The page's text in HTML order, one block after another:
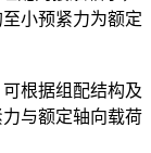
小预紧力为额定
根据组配结构及
与额定轴向载荷